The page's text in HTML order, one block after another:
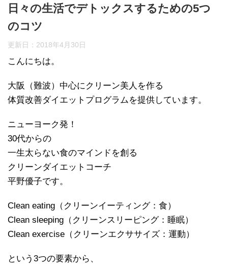
日々の生活でデトックスするための5つ
のコツ
更新日： 2018年4月30日
こんにちは。
大阪（難波）中心にクリーン美人を作る
体質改善ダイエットプログラムを提供しています。
ニューヨーク発！
30代からの
一生太らない食のマインドを創る
クリーンダイエットコーチ
平野優子です。
Clean eating（クリーンイーティング：食）
Clean sleeping（クリーンスリーピング：睡眠）
Clean exercise（クリーンエクササイズ：運動）
という3つの要素から、